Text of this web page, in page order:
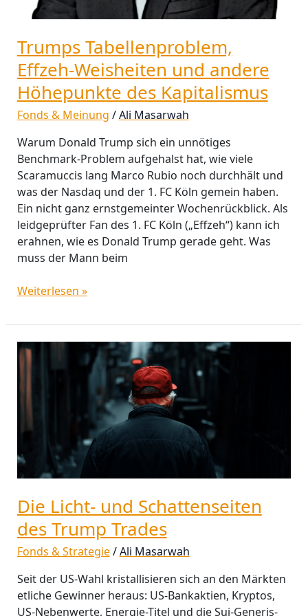
Trumps Tabellenproblem,
Effzeh-Weisheiten und andere
Höhepunkte des Kapitalismus
Fonds & Meinung /Ali Masarwah
Warum Donald Trump sich ein unnötiges
Benchmark-Problem aufgehalst hat, wie viele
Scaramuccis lang Marco Rubio noch durchhält und
was der Nasdaq und der 1. FC Köln gemein haben.
Ein nicht ganz ernstgemeinter Wochenrückblick. Als
leidgeprüfter Fan des 1. FC Köln („Effzeh“) kann ich
erahnen, wie es Donald Trump gerade geht. Was
muss der Mann beim
Weiterlesen »
Die Licht- und Schattenseiten
des Trump Trades
Fonds & Strategie/Ali Masarwah
Seit der US-Wahl kristallisieren sich an den Märkten
etliche Gewinner heraus: US-Bankaktien, Kryptos,
US-Nebenwerte, Energie-Titel und die Sui-Generis-
Die
Licht-
des
Trump